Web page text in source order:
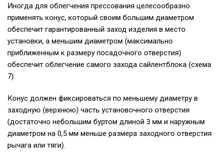
Иногда для облегчения прессования целесообразно
применять конус, который своим большим диаметром
обеспечит гарантированный заход изделия в место
установки, а меньшим диаметром (максимально
приближенным к размеру посадочного отверстия)
обеспечит облегчение самого захода сайлентблока (схема
7).
Конус должен фиксироваться по меньшему диаметру в
заходную (верхнюю) часть установочного отверстия
(достаточно небольшим буртом длиной 3 мм и наружным
диаметром на 0,5 мм меньше размера заходного отверстия
рычага или тяги).